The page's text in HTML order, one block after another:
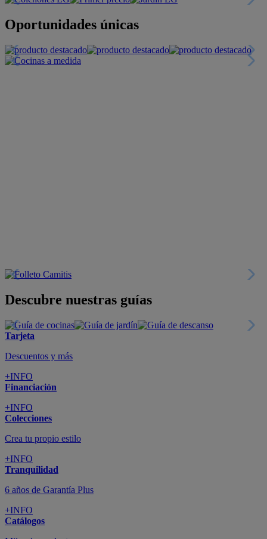
Oportunidades únicas
Descubre nuestras guías
Tarjeta
Descuentos y más
+INFO
Financiación
+INFO
Colecciones
Crea tu propio estilo
+INFO
Tranquilidad
6 años de Garantía Plus
+INFO
Catálogos